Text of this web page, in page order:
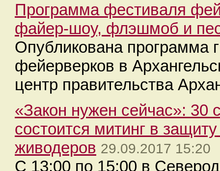
Программа фестиваля
файер-шоу, флэшмоб и
Опубликована программа
фейерверков в
центр правительства
«Закон нужен сейчас»: 30
состоится митинг в
живодеров 29.09.2017 15:20
С 13:00 по 15:00 в